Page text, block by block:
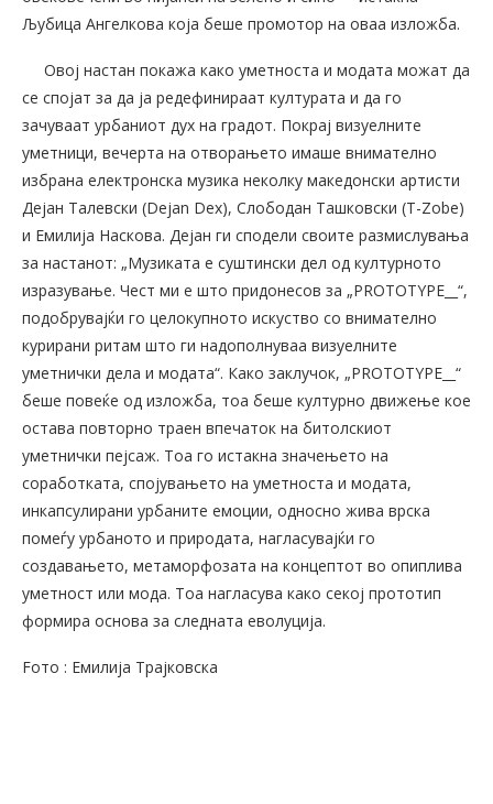
Љубица Ангелкова која беше промотор на оваа изложба.
Овој настан покажа како уметноста и модата можат да
се спојат за да ја редефинираат културата и да го
зачуваат урбаниот дух на градот. Покрај визуелните
уметници, вечерта на отворањето имаше внимателно
избрана електронска музика неколку македонски артисти
Дејан Талевски (Dejan Dex), Слободан Ташковски (T-Zobe)
и Емилија Наскова. Дејан ги сподели своите размислувања
за настанот: „Музиката е суштински дел од културното
изразување. Чест ми е што придонесов за „PROTOTYPE__“,
подобрувајќи го целокупното искуство со внимателно
курирани ритам што ги надополнуваа визуелните
уметнички дела и модата“. Како заклучок, „PROTOTYPE__“
беше повеќе од изложба, тоа беше културно движење кое
остава повторно траен впечаток на битолскиот
уметнички пејсаж. Тоа го истакна значењето на
соработката, спојувањето на уметноста и модата,
инкапсулирани урбаните емоции, односно жива врска
помеѓу урбаното и природата, нагласувајќи го
создавањето, метаморфозата на концептот во опиплива
уметност или мода. Тоа нагласува како секој прототип
формира основа за следната еволуција.
Fото : Емилија Трајковска